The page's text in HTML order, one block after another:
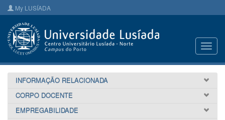
My LUSÍADA
INFORMAÇÃO RELACIONADA
CORPO DOCENTE
EMPREGABILIDADE